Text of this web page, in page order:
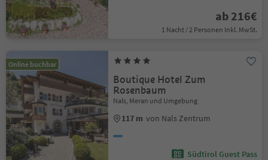
ab 216€
1 Nacht / 2 Personen Inkl. MwSt.
Online buchbar
Boutique Hotel Zum
Rosenbaum
Nals, Meran und Umgebung
117 m von Nals Zentrum
Südtirol Guest Pass